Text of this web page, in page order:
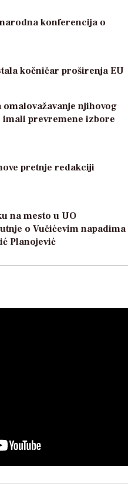
konferencija o
kočničar proširenja EU
omalovažavanje njihovog
imali prevremene izbore
pretnje redakciji
na mesto u UO
o Vučićevim napadima
Planojević